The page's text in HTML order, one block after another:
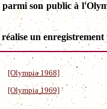
son public à
un
[Olympia 1968]
[Olympia 1969]